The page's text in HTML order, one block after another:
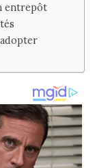
entrepôt